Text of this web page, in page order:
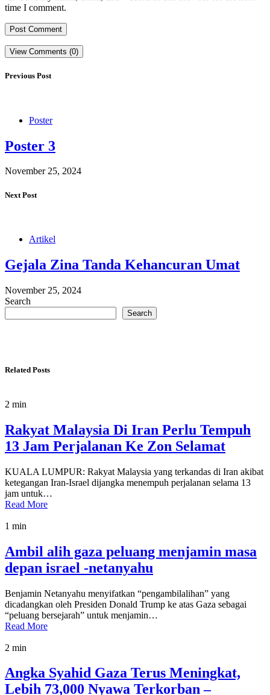
time I comment.
View Comments (0)
Previous Post
Poster
Poster 3
November 25, 2024
Next Post
Artikel
Gejala Zina Tanda Kehancuran Umat
November 25, 2024
Search
Search
Related Posts
2 min
Rakyat Malaysia Di Iran Perlu Tempuh
13 Jam Perjalanan Ke Zon Selamat
KUALA LUMPUR: Rakyat Malaysia yang terkandas di Iran akibat
ketegangan Iran-Israel dijangka menempuh perjalanan selama 13
jam untuk…
Read More
1 min
Ambil alih gaza peluang menjamin masa
depan israel -netanyahu
Benjamin Netanyahu menyifatkan “pengambilalihan” yang
dicadangkan oleh Presiden Donald Trump ke atas Gaza sebagai
“peluang bersejarah” untuk menjamin…
Read More
2 min
Angka Syahid Gaza Terus Meningkat,
Lebih 73,000 Nyawa Terkorban –